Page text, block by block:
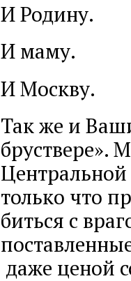
И Родину.
И маму.
И Москву.
Так же и
бруствере».
только что
биться с
даже ценой